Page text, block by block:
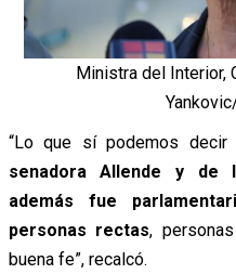
Ministra del Interior,
“Lo que sí podemos
senadora Allende y de
además fue
personas rectas,
buena fe”, recalcó.